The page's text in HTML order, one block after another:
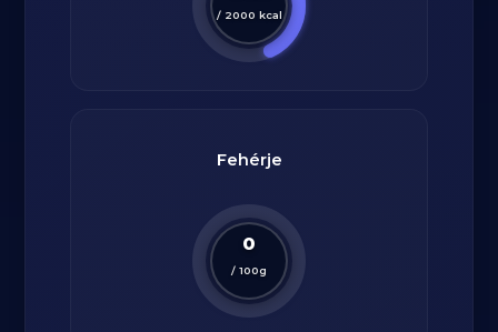
/ 2000 kcal
Fehérje
0
/ 100g